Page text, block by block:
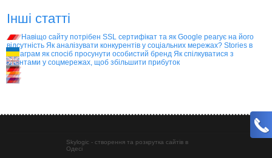
Інші статті
Навіщо сайту потрібен SSL сертифікат та як Google реагує на його
відсутністьЯк аналізувати конкурентів у соціальних мережах?Stories в
Інстаграм як спосіб просунути особистий брендЯк спілкуватися з
клієнтами у соцмережах, щоб збільшити прибуток
Skylogic - створення та розкрутка сайтів в
Одесі